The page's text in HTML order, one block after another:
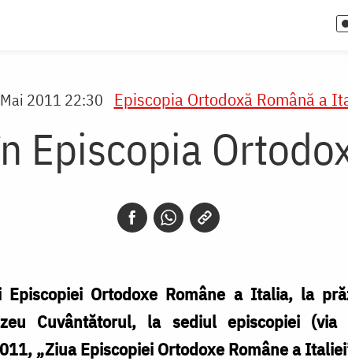
2011 22:30 Episcopia Ortodoxă Română a
Episcopia
Ortodoxe Române a Italia, la
Cuvântătorul, la sediul episcopiei
„Ziua Episcopiei Ortodoxe Române a